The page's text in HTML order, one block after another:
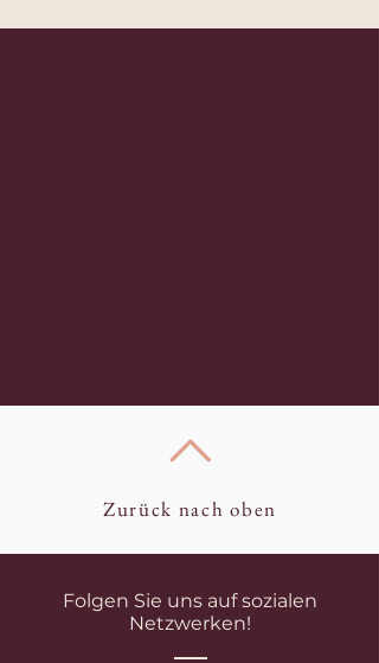
Zurück nach oben
Folgen Sie uns auf sozialen
Netzwerken!